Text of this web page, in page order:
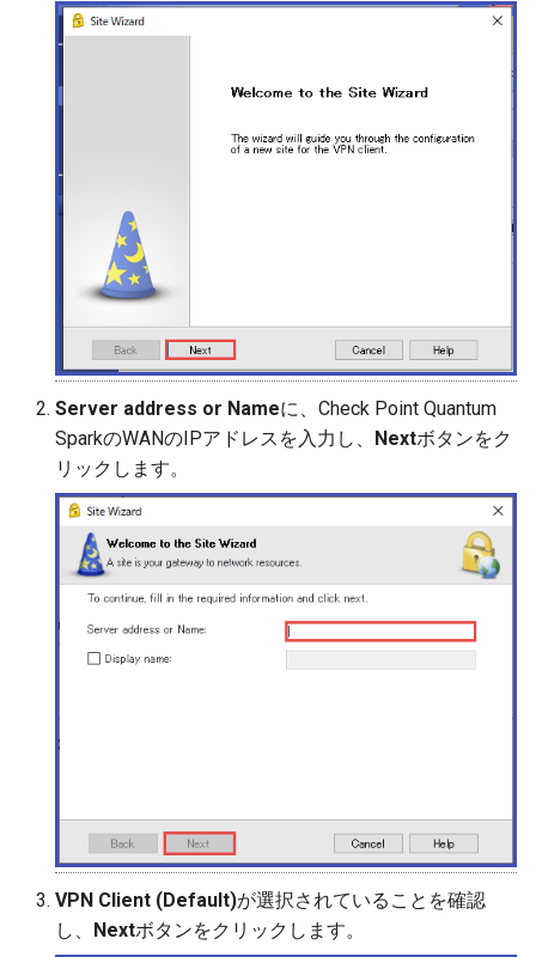
Server address or Nameに、Check Point Quantum
SparkのWANのIPアドレスを入力し、 Nextボタンをク
リックします。
VPN Client (Default)が選択されていることを確認
し、 Nextボタンをクリックします。